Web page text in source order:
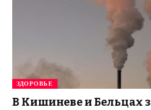
ЗДОРОВЬЕ
В Кишиневе и Бельцах